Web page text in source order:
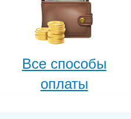
Все способы
оплаты